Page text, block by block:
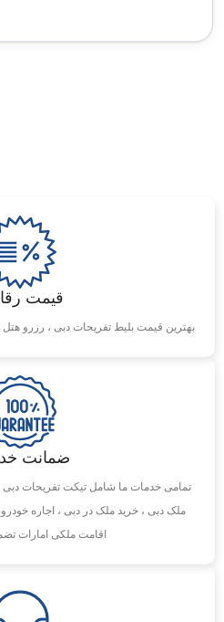
قیمت
بهترین قیمت بلیط تفریحات دبی ، رزرو هتل
ضمانت
تمامی خدمات ما شامل تیکت تفریحات دبی ،
ملک دبی ، خرید ملک در دبی ، اجاره
اقامت ملکی امارات